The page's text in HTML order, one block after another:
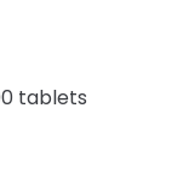
tablets